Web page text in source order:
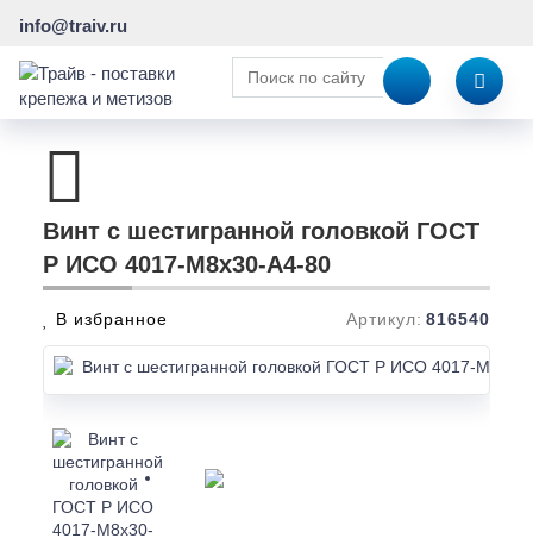
info@traiv.ru
Винт с шестигранной головкой ГОСТ
Р ИСО 4017-М8х30-A4-80
В избранное Артикул: 816540